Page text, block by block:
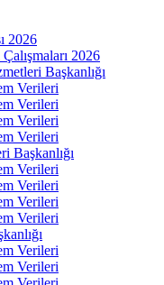
2026
2026
Başkanlığı
Verileri
Verileri
Verileri
Verileri
Başkanlığı
Verileri
Verileri
Verileri
Verileri
Verileri
Verileri